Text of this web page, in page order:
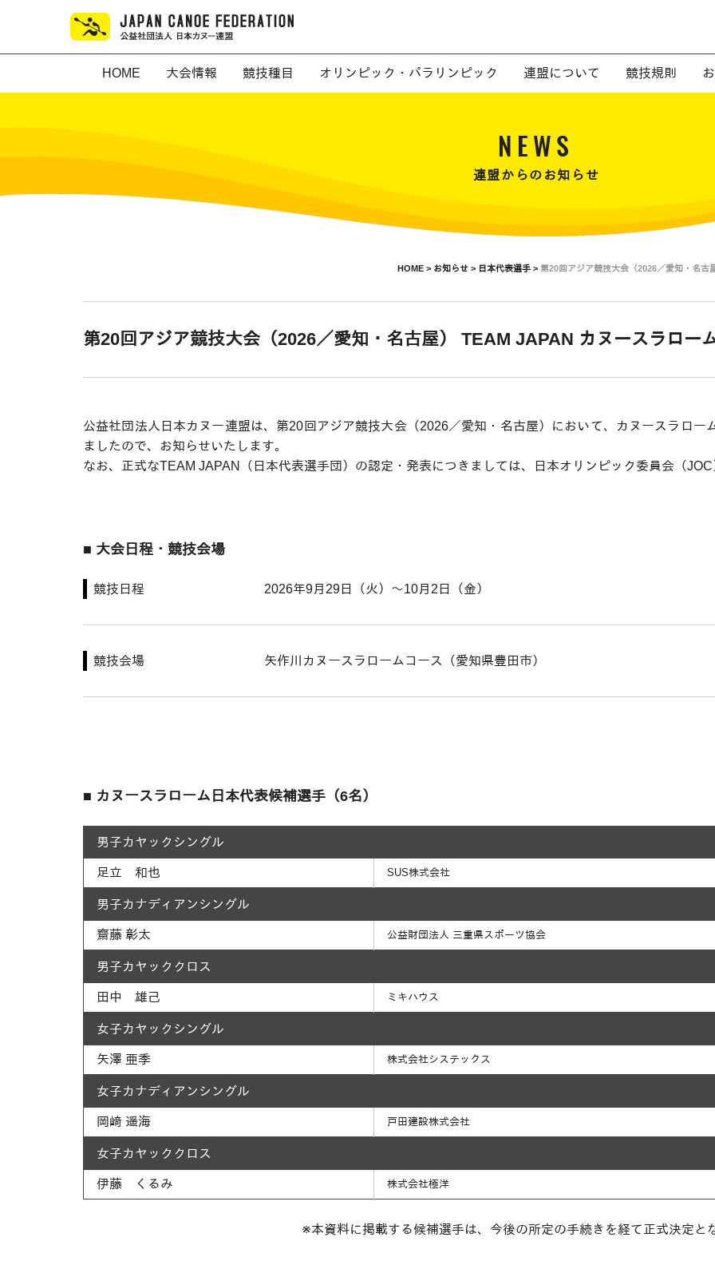
HOME 大会情報 競技種目 オリンピック・パラリンピック 連盟について 競技規則
NEWS
連盟からのお知らせ
HOME > お知らせ > 日本代表選手 > 第20回アジア競技大会（2026／愛知・名
第20回アジア競技大会（2026／愛知・名古屋） TEAM JAPAN カヌースラロー
公益社団法人日本カヌー連盟は、第20回アジア競技大会（2026／愛知・名古屋）において、カヌースラロー
ましたので、お知らせいたします。
なお、正式なTEAM JAPAN（日本代表選手団）の認定・発表につきましては、日本オリンピック委員会（JOC
■ 大会日程・競技会場
競技日程 2026年9月29日（火）〜10月2日（金）
競技会場 矢作川カヌースラロームコース（愛知県豊田市）
■ カヌースラローム日本代表候補選手（6名）
男子カヤックシングル
足立 和也 SUS株式会社
男子カナディアンシングル
齋藤 彰太 公益財団法人 三重県スポーツ協会
男子カヤッククロス
田中 雄己 ミキハウス
女子カヤックシングル
矢澤 亜季 株式会社システックス
女子カナディアンシングル
岡﨑 遥海 戸田建設株式会社
女子カヤッククロス
伊藤 くるみ 株式会社極洋
※本資料に掲載する候補選手は、今後の所定の手続きを経て正式決定と